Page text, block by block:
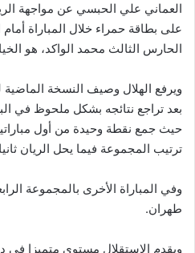
العماني علي الحبسي عن مواجهة
على بطاقة حمراء خلال المباراة أمام
الحارس الثالث محمد الواكد، هو
ويرفع الهلال وصيف النسخة الماضية
بعد تراجع نتائجه بشكل ملحوظ في
حيث جمع نقطة وحيدة من أول
ترتيب المجموعة فيما يحل الريان
وفي المباراة الأخرى بالمجموعة
طهران.
ويقدم الاستقلال مستوى متميزا في